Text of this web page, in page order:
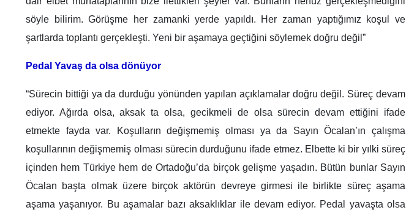
söyle bilirim. Görüşme her zamanki yerde yapıldı. Her zaman yaptığımız koşul ve
şartlarda toplantı gerçekleşti. Yeni bir aşamaya geçtiğini söylemek doğru değil”
Pedal Yavaş da olsa dönüyor
“Sürecin bittiği ya da durduğu yönünden yapılan açıklamalar doğru değil. Süreç devam
ediyor. Ağırda olsa, aksak ta olsa, gecikmeli de olsa sürecin devam ettiğini ifade
etmekte fayda var. Koşulların değişmemiş olması ya da Sayın Öcalan’ın çalışma
koşullarının değişmemiş olması sürecin durduğunu ifade etmez. Elbette ki bir yılki süreç
içinden hem Türkiye hem de Ortadoğu’da birçok gelişme yaşadın. Bütün bunlar Sayın
Öcalan başta olmak üzere birçok aktörün devreye girmesi ile birlikte süreç aşama
aşama yaşanıyor. Bu aşamalar bazı aksaklıklar ile devam ediyor. Pedal yavaşta olsa